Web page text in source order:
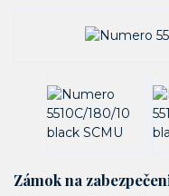
Zámok na